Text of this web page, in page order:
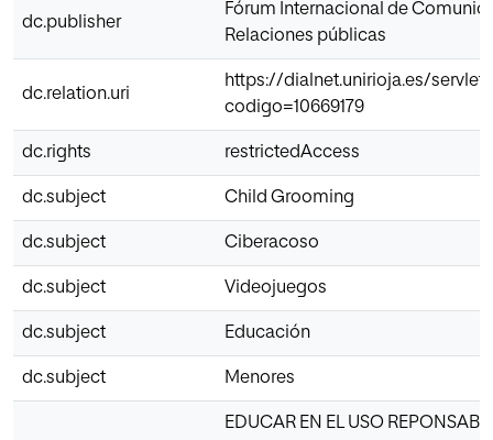
dc.publisher
Fórum Internacional de
Relaciones públicas
dc.relation.uri
https://dialnet.unirioja.es/
codigo=10669179
dc.rights restrictedAccess
dc.subject Child Grooming
dc.subject Ciberacoso
dc.subject Videojuegos
dc.subject Educación
dc.subject Menores
EDUCAR EN EL USO